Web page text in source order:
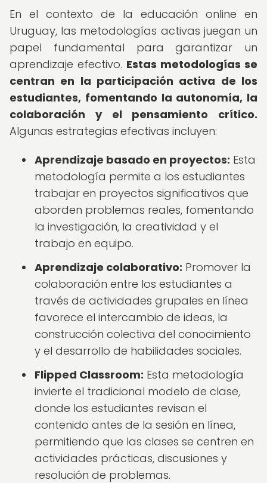
En el contexto de la educación online en
Uruguay, las metodologías activas juegan un
papel fundamental para garantizar un
aprendizaje efectivo. Estas metodologías se
centran en la participación activa de los
estudiantes, fomentando la autonomía, la
colaboración y el pensamiento crítico.
Algunas estrategias efectivas incluyen:
Aprendizaje basado en proyectos: Esta
metodología permite a los estudiantes
trabajar en proyectos significativos que
aborden problemas reales, fomentando
la investigación, la creatividad y el
trabajo en equipo.
Aprendizaje colaborativo: Promover la
colaboración entre los estudiantes a
través de actividades grupales en línea
favorece el intercambio de ideas, la
construcción colectiva del conocimiento
y el desarrollo de habilidades sociales.
Flipped Classroom: Esta metodología
invierte el tradicional modelo de clase,
donde los estudiantes revisan el
contenido antes de la sesión en línea,
permitiendo que las clases se centren en
actividades prácticas, discusiones y
resolución de problemas.